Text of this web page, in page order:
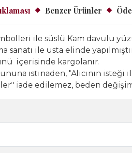
Benzer Ürünler
ile süslü Kam davulu
sanatı ile usta elinde
içerisinde kargolanır.
istinaden, "Alıcının
iade edilemez, beden